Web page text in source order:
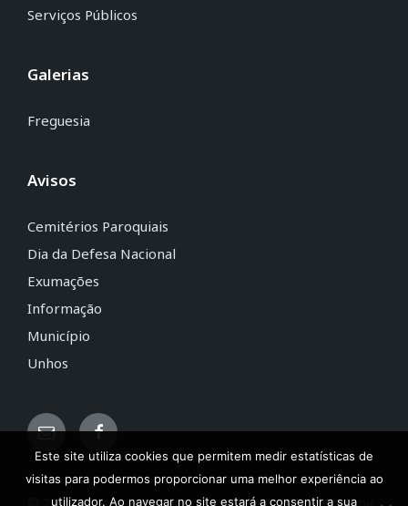
Serviços Públicos
Galerias
Freguesia
Avisos
Cemitérios Paroquiais
Dia da Defesa Nacional
Exumações
Informação
Município
Unhos
Este site utiliza cookies que permitem medir estatísticas de
visitas para podermos proporcionar uma melhor experiência ao
utilizador. Ao navegar no site estará a consentir a sua